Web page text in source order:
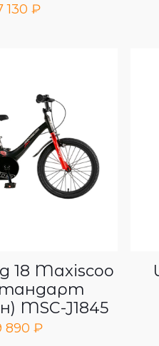
130₽
18 Maxiscoo
MSC-J1845
890 ₽